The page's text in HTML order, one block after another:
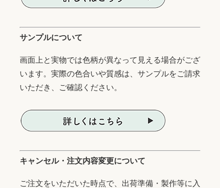
サンプルについて
画面上と実物では色柄が異なって見える場合がござ
います。実際の色合いや質感は、サンプルをご請求
いただき、ご確認ください。
キャンセル・注文内容変更について
ご注文をいただいた時点で、出荷準備・製作等に入